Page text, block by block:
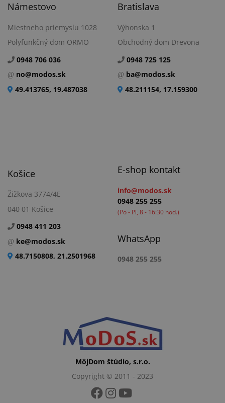
Námestovo
Miestneho priemyslu 1028
Polyfunkčný dom ORMO
0948 706 036
no@modos.sk
49.413765, 19.487038
Bratislava
Výhonska 1
Obchodný dom Drevona
0948 725 125
ba@modos.sk
48.211154, 17.159300
Košice
Žižkova 3774/4E
040 01 Košice
0948 411 203
ke@modos.sk
48.7150808, 21.2501968
E-shop kontakt
info@modos.sk
0948 255 255
(Po - Pi, 8 - 16:30 hod.)
WhatsApp
0948 255 255
MôjDom štúdio, s.r.o.
Copyright © 2011 - 2023